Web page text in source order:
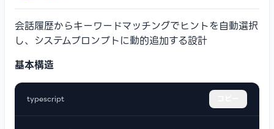
会話履歴からキーワードマッチングでヒントを自動選択
し、システムプロンプトに動的追加する設計
基本構造
typescript